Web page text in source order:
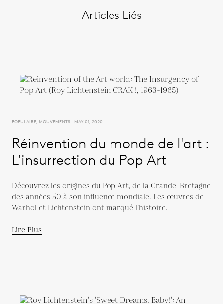
Articles Liés
POPULAIRE, MOUVEMENTS - MAY 01, 2020
Réinvention du monde de l'art :
L'insurrection du Pop Art
Découvrez les origines du Pop Art, de la Grande-Bretagne
des années 50 à son influence mondiale. Les œuvres de
Warhol et Lichtenstein ont marqué l’histoire.
Lire Plus